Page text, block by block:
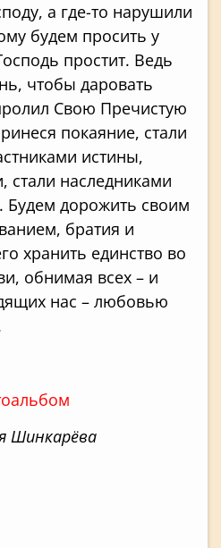
а где-то нарушили
будем просить у
простит. Ведь
чтобы даровать
Свою Пречистую
покаяние, стали
истины,
стали наследниками
Будем дорожить своим
братия и
хранить единство во
обнимая всех – и
нас – любовью
Шинкарёва